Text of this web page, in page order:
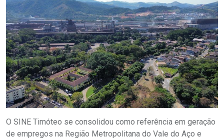
O SINE Timóteo se consolidou como referência em geração
de empregos na Região Metropolitana do Vale do Aço e